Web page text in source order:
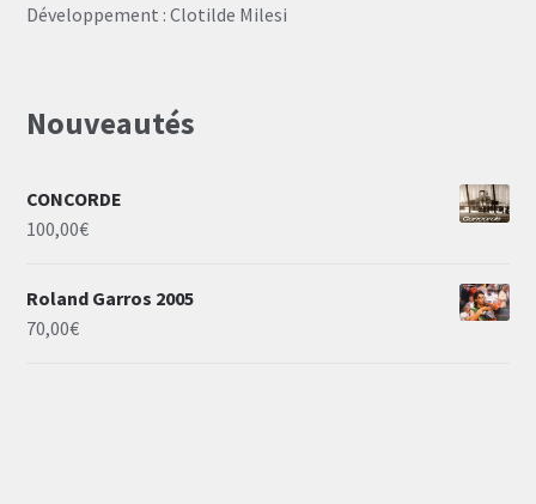
Développement : Clotilde Milesi
Nouveautés
CONCORDE
100,00€
Roland Garros 2005
70,00€